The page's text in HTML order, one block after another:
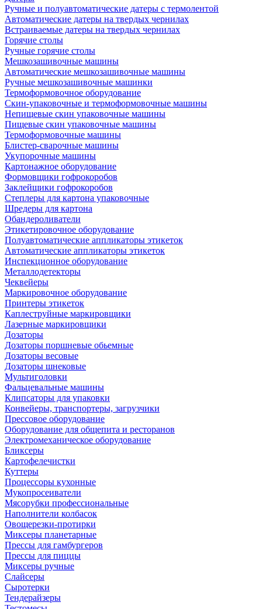
Ручные и полуавтоматические датеры с термолентой
Автоматические датеры на твердых чернилах
Встраиваемые датеры на твердых чернилах
Горячие столы
Ручные горячие столы
Мешкозашивочные машины
Автоматические мешкозашивочные машины
Ручные мешкозашивочные машинки
Термоформовочное оборудование
Скин-упаковочные и термоформовочные машины
Непищевые скин упаковочные машины
Пищевые скин упаковочные машины
Термоформовочные машины
Блистер-сварочные машины
Укупорочные машины
Картонажное оборудование
Формовщики гофрокоробов
Заклейщики гофрокоробов
Степлеры для картона упаковочные
Шредеры для картона
Обандероливатели
Этикетировочное оборудование
Полуавтоматические аппликаторы этикеток
Автоматические аппликаторы этикеток
Инспекционное оборудование
Металлодетекторы
Чеквейеры
Маркировочное оборудование
Принтеры этикеток
Каплеструйные маркировщики
Лазерные маркировщики
Дозаторы
Дозаторы поршневые обьемные
Дозаторы весовые
Дозаторы шнековые
Мультиголовки
Фальцевальные машины
Клипсаторы для упаковки
Конвейеры, транспортеры, загрузчики
Прессовое оборудование
Оборудование для общепита и ресторанов
Электромеханическое оборудование
Бликсеры
Картофелечистки
Куттеры
Процессоры кухонные
Мукопросеиватели
Мясорубки профессиональные
Наполнители колбасок
Овощерезки-протирки
Миксеры планетарные
Прессы для гамбургеров
Прессы для пиццы
Миксеры ручные
Слайсеры
Сыротерки
Тендерайзеры